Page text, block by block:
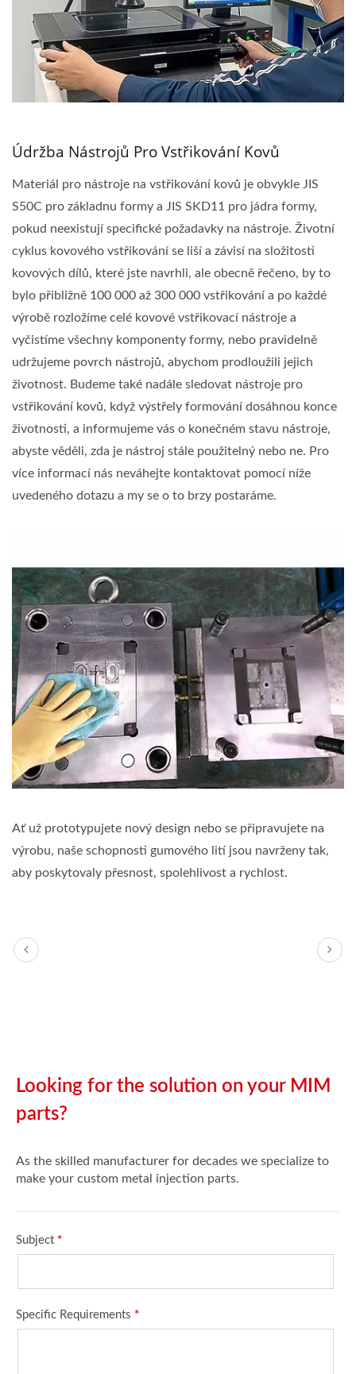
Údržba Nástrojů Pro Vstřikování Kovů
Materiál pro nástroje na vstřikování kovů je obvykle JIS
S50C pro základnu formy a JIS SKD11 pro jádra formy,
pokud neexistují specifické požadavky na nástroje. Životní
cyklus kovového vstřikování se liší a závisí na složitosti
kovových dílů, které jste navrhli, ale obecně řečeno, by to
bylo přibližně 100 000 až 300 000 vstřikování a po každé
výrobě rozložíme celé kovové vstřikovací nástroje a
vyčistíme všechny komponenty formy, nebo pravidelně
udržujeme povrch nástrojů, abychom prodloužili jejich
životnost. Budeme také nadále sledovat nástroje pro
vstřikování kovů, když výstřely formování dosáhnou konce
životnosti, a informujeme vás o konečném stavu nástroje,
abyste věděli, zda je nástroj stále použitelný nebo ne. Pro
více informací nás neváhejte kontaktovat pomocí níže
uvedeného dotazu a my se o to brzy postaráme.
Ať už prototypujete nový design nebo se připravujete na
výrobu, naše schopnosti gumového lití jsou navrženy tak,
aby poskytovaly přesnost, spolehlivost a rychlost.